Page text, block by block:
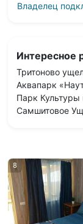
Владелец
Интересное
Тритоново
Аквапарк
Парк
Самшитовое
8